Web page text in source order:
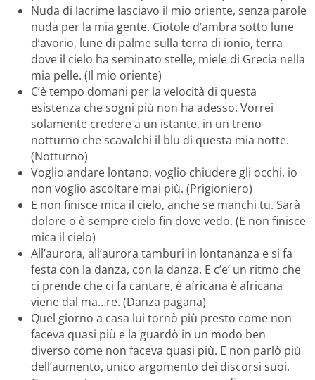
Nuda di lacrime lasciavo il mio oriente, senza parole
nuda per la mia gente. Ciotole d’ambra sotto lune
d’avorio, lune di palme sulla terra di ionio, terra
dove il cielo ha seminato stelle, miele di Grecia nella
mia pelle. (Il mio oriente)
C’è tempo domani per la velocità di questa
esistenza che sogni più non ha adesso. Vorrei
solamente credere a un istante, in un treno
notturno che scavalchi il blu di questa mia notte.
(Notturno)
Voglio andare lontano, voglio chiudere gli occhi, io
non voglio ascoltare mai più. (Prigioniero)
E non finisce mica il cielo, anche se manchi tu. Sarà
dolore o è sempre cielo fin dove vedo. (E non finisce
mica il cielo)
All’aurora, all’aurora tamburi in lontananza e si fa
festa con la danza, con la danza. E c’e’ un ritmo che
ci prende che ci fa cantare, è africana è africana
viene dal ma…re. (Danza pagana)
Quel giorno a casa lui tornò più presto come non
faceva quasi più e la guardò in un modo ben
diverso come non faceva quasi più. E non parlò più
dell’aumento, unico argomento dei discorsi suoi.